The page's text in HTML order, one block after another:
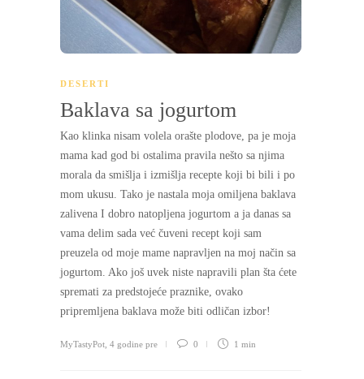
DESERTI
Baklava sa jogurtom
Kao klinka nisam volela orašte plodove, pa je moja
mama kad god bi ostalima pravila nešto sa njima
morala da smišlja i izmišlja recepte koji bi bili i po
mom ukusu. Tako je nastala moja omiljena baklava
zalivena I dobro natopljena jogurtom a ja danas sa
vama delim sada već čuveni recept koji sam
preuzela od moje mame napravljen na moj način sa
jogurtom. Ako još uvek niste napravili plan šta ćete
spremati za predstojeće praznike, ovako
pripremljena baklava može biti odličan izbor!
MyTastyPot, 4 godine pre 0 1 min